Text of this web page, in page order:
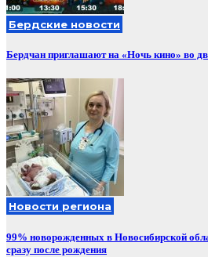
Бердские новости
Бердчан приглашают на «Ночь кино» во
Новости региона
99% новорожденных в Новосибирской
сразу после рождения